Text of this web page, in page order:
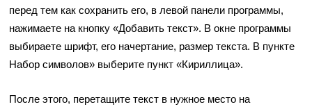
перед тем как сохранить его, в левой панели программы,
нажимаете на кнопку «Добавить текст». В окне программы
выбираете шрифт, его начертание, размер текста. В пункте
Набор символов» выберите пункт «Кириллица».
После этого, перетащите текст в нужное место на